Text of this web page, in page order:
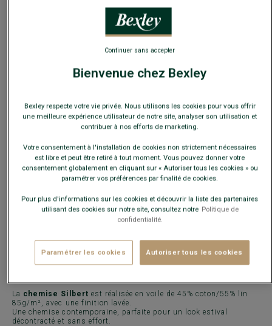
taille habituelle.
Quelle est ma taille ?
− + AJOUTER AU PANIER
Voir la disponibilité en magasin
Livré en 24h ouvrées avec Chronopost Express
(commandez avant 14h)
30 jours pour changer d'avis !
CARACTÉRISTIQUES MATIÈRE & FABRICATION
La chemise Silbert est réalisée en voile de 45% coton/55% lin
85g/m², avec une finition lavée.
Une chemise contemporaine, parfaite pour un look estival
décontracté et sans effort.
Bienvenue chez Bexley
Bexley respecte votre vie privée. Nous utilisons les cookies pour vous offrir
une meilleure expérience utilisateur de notre site, analyser son utilisation et
contribuer à nos efforts de marketing.
Votre consentement à l'installation de cookies non strictement nécessaires
est libre et peut être retiré à tout moment. Vous pouvez donner votre
consentement globalement en cliquant sur « Autoriser tous les cookies » ou
paramétrer vos préférences par finalité de cookies.
Pour plus d'informations sur les cookies et découvrir la liste des partenaires
utilisant des cookies sur notre site, consultez notre Politique de
confidentialité.
Paramétrer les cookies Autoriser tous les cookies
Continuer sans accepter